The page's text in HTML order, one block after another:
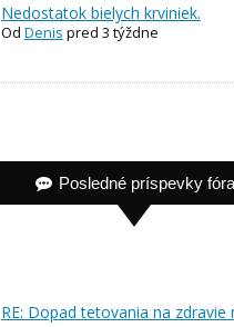
Nedostatok bielych krviniek.
Od Denis pred 3 týždne
Posledné príspevky fóra
RE: Dopad tetovania na zdravie